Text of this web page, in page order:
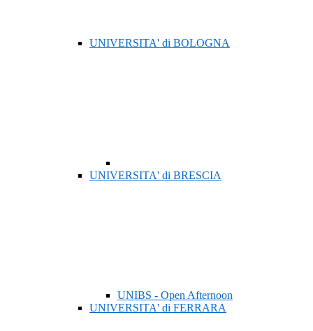
UNIVERSITA' di BOLOGNA
UNIVERSITA' di BRESCIA
UNIBS - Open Afternoon
UNIVERSITA' di FERRARA